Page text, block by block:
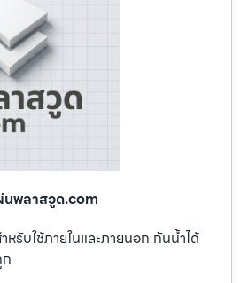
นพลาสวูด.com
รับใช้ภายในและภายนอก กันน้ำได้